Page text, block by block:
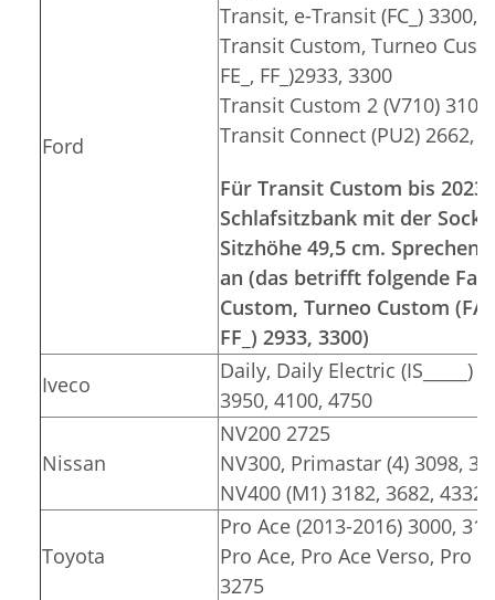
Ford
Transit, e-Transit (FC_) 3300,
Transit Custom, Turneo
FE_, FF_)2933, 3300
Transit Custom 2 (V710)
Transit Connect (PU2) 2662,
Für Transit Custom bis
Schlafsitzbank mit der
Sitzhöhe 49,5 cm. Sprechen
an (das betrifft folgende
Custom, Turneo Custom
FF_) 2933, 3300)
Iveco
Daily, Daily Electric (IS_____)
3950, 4100, 4750
Nissan
NV200 2725
NV300, Primastar (4) 3098,
NV400 (M1) 3182, 3682, 4332
Toyota
Pro Ace (2013-2016) 3000,
Pro Ace, Pro Ace Verso, Pro
3275